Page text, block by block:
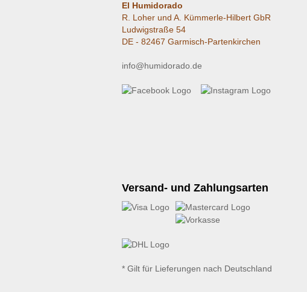
El Humidorado
R. Loher und A. Kümmerle-Hilbert GbR
Ludwigstraße 54
DE - 82467 Garmisch-Partenkirchen
info@humidorado.de
Versand- und Zahlungsarten
* Gilt für Lieferungen nach Deutschland